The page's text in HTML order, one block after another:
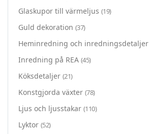
Glaskupor till värmeljus (19)
Guld dekoration (37)
Heminredning och inredningsdetaljer
Inredning på REA (45)
Köksdetaljer (21)
Konstgjorda växter (78)
Ljus och ljusstakar (110)
Lyktor (52)